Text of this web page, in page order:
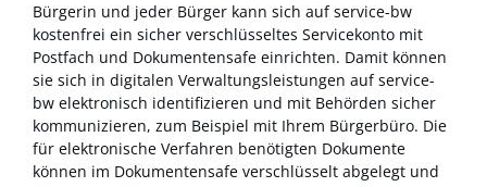
Bürgerin und jeder Bürger kann sich auf service-bw
kostenfrei ein sicher verschlüsseltes Servicekonto mit
Postfach und Dokumentensafe einrichten. Damit können
sie sich in digitalen Verwaltungsleistungen auf service-
bw elektronisch identifizieren und mit Behörden sicher
kommunizieren, zum Beispiel mit Ihrem Bürgerbüro. Die
für elektronische Verfahren benötigten Dokumente
können im Dokumentensafe verschlüsselt abgelegt und